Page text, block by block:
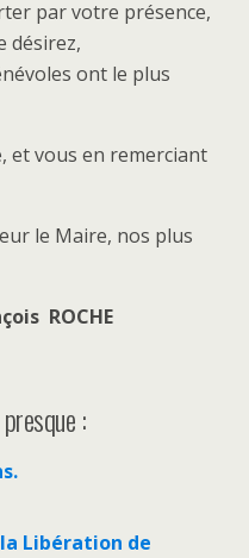
par votre présence,
désirez,
ont le plus
et vous en remerciant
le Maire, nos plus
ROCHE
:
Libération de